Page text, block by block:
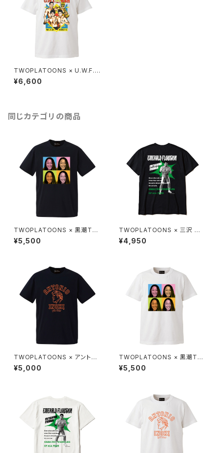
TWOPLATOONS × U.W.F.
コラボレーション-T / WHITE
¥6,600
同じカテゴリの商品
TWOPLATOONS × 黒潮TO
KYOジャパン コラボレーショ
ン-T / BLACK
¥5,500
TWOPLATOONS × 三沢 光
晴 コラボレーション-T / BLAC
K
¥4,950
TWOPLATOONS × アントニ
オ猪木 コラボレーション COLL
EGE-T / BLACK
¥5,000
TWOPLATOONS × 黒潮TO
KYOジャパン コラボレーショ
ン-T / WHITE
¥5,500